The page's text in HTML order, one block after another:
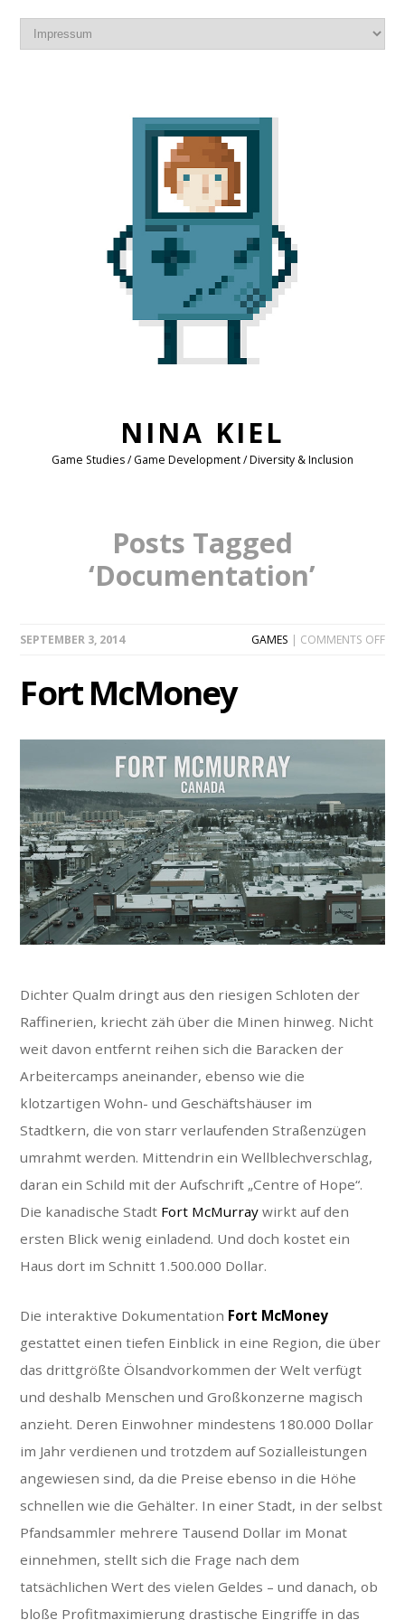
NINA KIEL
Game Studies / Game Development / Diversity & Inclusion
Posts Tagged
‘Documentation’
SEPTEMBER 3, 2014 GAMES | COMMENTS OFFON
Fort McMoney
Dichter Qualm dringt aus den riesigen Schloten der
Raffinerien, kriecht zäh über die Minen hinweg. Nicht
weit davon entfernt reihen sich die Baracken der
Arbeitercamps aneinander, ebenso wie die
klotzartigen Wohn- und Geschäftshäuser im
Stadtkern, die von starr verlaufenden Straßenzügen
umrahmt werden. Mittendrin ein Wellblechverschlag,
daran ein Schild mit der Aufschrift „Centre of Hope“.
Die kanadische Stadt Fort McMurray wirkt auf den
ersten Blick wenig einladend. Und doch kostet ein
Haus dort im Schnitt 1.500.000 Dollar.
Die interaktive Dokumentation Fort McMoney
gestattet einen tiefen Einblick in eine Region, die über
das drittgrößte Ölsandvorkommen der Welt verfügt
und deshalb Menschen und Großkonzerne magisch
anzieht. Deren Einwohner mindestens 180.000 Dollar
im Jahr verdienen und trotzdem auf Sozialleistungen
angewiesen sind, da die Preise ebenso in die Höhe
schnellen wie die Gehälter. In einer Stadt, in der selbst
Pfandsammler mehrere Tausend Dollar im Monat
einnehmen, stellt sich die Frage nach dem
tatsächlichen Wert des vielen Geldes – und danach, ob
bloße Profitmaximierung drastische Eingriffe in das